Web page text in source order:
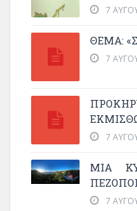
7
ΘΕΜΑ:
7
7
ΜΙΑ
7